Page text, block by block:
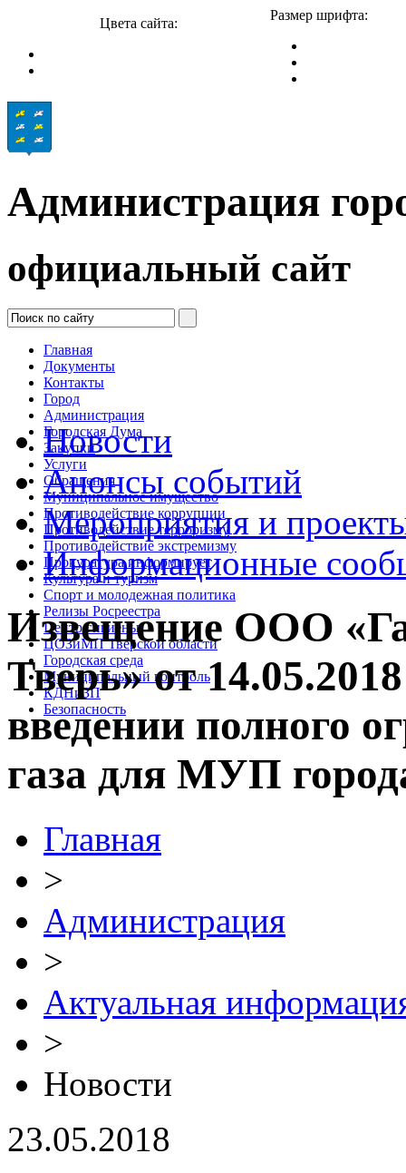
Цвета сайта:
Размер шрифта:
Администрация
официальный сайт
Главная
Документы
Контакты
Город
Администрация
Городская Дума
Закупки
Услуги
Обращения
Муниципальное имущество
Противодействие коррупции
Противодействие терроризму
Противодействие экстремизму
Прокуратура информирует
Культура и туризм
Спорт и молодежная политика
Релизы Росреестра
Центр гигиены
ЦОЗиМП Тверской области
Городская среда
Муниципальный контроль
КДНиЗП
Безопасность
Новости
Анонсы событий
Мероприятия и
Информационные
Извещение ООО
Тверь» от
введении полного
газа для МУП
Главная
>
Администрация
>
Актуальная
>
Новости
23.05.2018